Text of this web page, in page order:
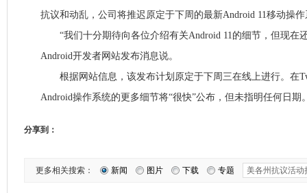
抗议和动乱，公司将推迟原定于下周的最新Android 11移动操
“我们十分期待向各位介绍有关Android 11的细节，但现在
Android开发者网站发布消息说。
根据网站信息，该发布计划原定于下周三在线上进行。在
Android操作系统的更多细节将“很快”公布，但未指明任何日期
分享到：
更多相关搜索： 新闻 图片 下载 专题